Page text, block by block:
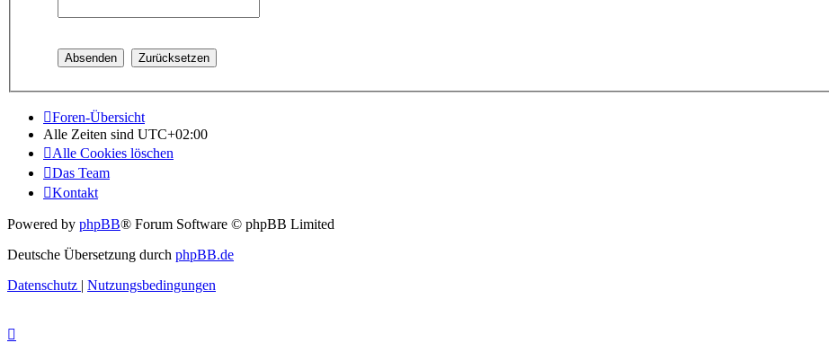
Foren-Übersicht
Alle Zeiten sind UTC+02:00
Alle Cookies löschen
Das Team
Kontakt
Powered by phpBB® Forum Software © phpBB Limited
Deutsche Übersetzung durch phpBB.de
Datenschutz | Nutzungsbedingungen